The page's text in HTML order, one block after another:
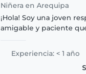
Niñera en Arequipa
¡Hola! Soy una joven
amigable y paciente
experiencia con bebés,
pequeños, preescolares
en edad escolar. Me
Experiencia: < 1 año